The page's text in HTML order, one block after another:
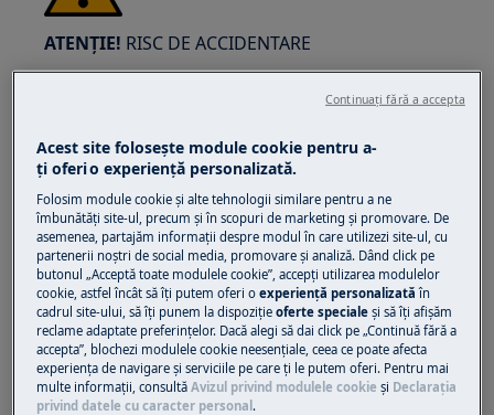
ATENȚIE! RISC DE ACCIDENTARE
Întotdeauna fiți precauți când mutați
electrocasnice. Pentru electrocasnicele grele
este cel mai sigur ca două persoane să le mute.
Folosiți întotdeauna mănuși de protecție și
încălțăminte de securitate. Purtati mereu
mănuși de protecție pentru a evita tăieturile de
la marginile ascuțite.
Acest site folosește module cookie pentru a-
ţi oferi o experienţă personalizată.
Folosim module cookie și alte tehnologii similare pentru a ne
îmbunătăţi site-ul, precum și în scopuri de marketing și promovare. De
asemenea, partajăm informaţii despre modul în care utilizezi site-ul, cu
partenerii noștri de social media, promovare și analiză. Dând click pe
butonul „Acceptă toate modulele cookie”, accepţi utilizarea modulelor
cookie, astfel încât să îţi putem oferi oexperienţă personalizată în
cadrul site-ului, să îţi punem la dispoziţieoferte speciale și să îţi afișăm
reclame adaptate preferinţelor. Dacă alegi să dai click pe „Continuă fără a
accepta”, blochezi modulele cookie neesenţiale, ceea ce poate afecta
experienţa de navigare și serviciile pe care ţi le putem oferi. Pentru mai
multe informaţii, consultăAvizul privind modulele cookie și Declaraţia
privind datele cu caracter personal .
Continuați fără a accepta